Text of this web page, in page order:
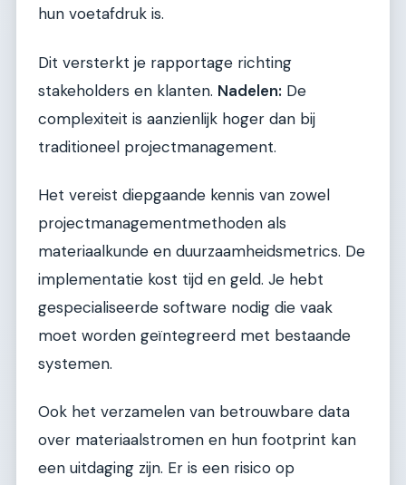
hun voetafdruk is.
Dit versterkt je rapportage richting
stakeholders en klanten. Nadelen: De
complexiteit is aanzienlijk hoger dan bij
traditioneel projectmanagement.
Het vereist diepgaande kennis van zowel
projectmanagementmethoden als
materiaalkunde en duurzaamheidsmetrics. De
implementatie kost tijd en geld. Je hebt
gespecialiseerde software nodig die vaak
moet worden geïntegreerd met bestaande
systemen.
Ook het verzamelen van betrouwbare data
over materiaalstromen en hun footprint kan
een uitdaging zijn. Er is een risico op